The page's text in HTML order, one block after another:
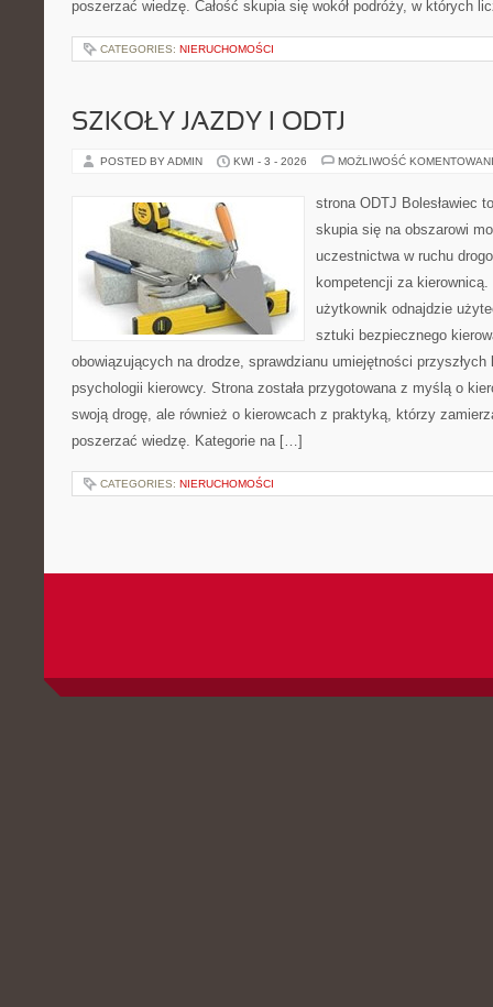
poszerzać wiedzę. Całość skupia się wokół podróży, w których
CATEGORIES: NIERUCHOMOŚCI
SZKOŁY JAZDY I ODTJ
POSTED BY ADMIN KWI - 3 - 2026 MOŻLIWOŚĆ
strona ODTJ Bolesławiec
skupia się na obszarowi
uczestnictwa w ruchu
kompetencji za
użytkownik odnajdzie
sztuki bezpiecznego
obowiązujących na drodze, sprawdzianu umiejętności przyszłych
psychologii kierowcy. Strona została przygotowana z myślą o
swoją drogę, ale również o kierowcach z praktyką, którzy
poszerzać wiedzę. Kategorie na […]
CATEGORIES: NIERUCHOMOŚCI